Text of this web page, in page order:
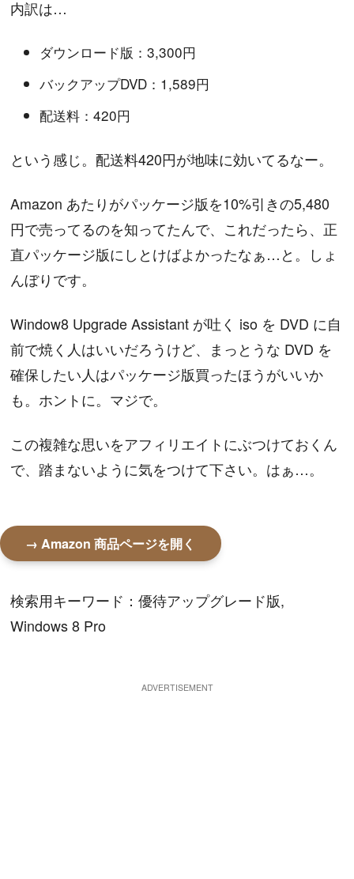
内訳は…
ダウンロード版：3,300円
バックアップDVD：1,589円
配送料：420円
という感じ。配送料420円が地味に効いてるなー。
Amazon あたりがパッケージ版を10%引きの5,480
円で売ってるのを知ってたんで、これだったら、正
直パッケージ版にしとけばよかったなぁ…と。しょ
んぼりです。
Window8 Upgrade Assistant が吐く iso を DVD に自
前で焼く人はいいだろうけど、まっとうな DVD を
確保したい人はパッケージ版買ったほうがいいか
も。ホントに。マジで。
この複雑な思いをアフィリエイトにぶつけておくん
で、踏まないように気をつけて下さい。はぁ…。
→ Amazon 商品ページを開く
検索用キーワード：優待アップグレード版,
Windows 8 Pro